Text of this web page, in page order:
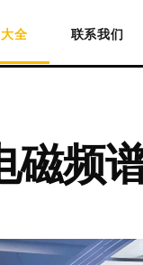
全 联系我们
磁频